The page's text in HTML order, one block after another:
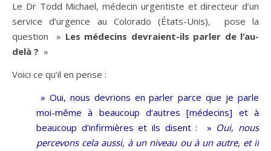
Le Dr Todd Michael, médecin urgentiste et directeur d’un
service d’urgence au Colorado (États-Unis), pose la
question » Les médecins devraient-ils parler de l’au-
delà ? »
Voici ce qu’il en pense :
» Oui, nous devrions en parler parce que je parle
moi-même à beaucoup d’autres [médecins] et à
beaucoup d’infirmières et ils disent : » Oui, nous
percevons cela aussi, à un niveau ou à un autre, et il